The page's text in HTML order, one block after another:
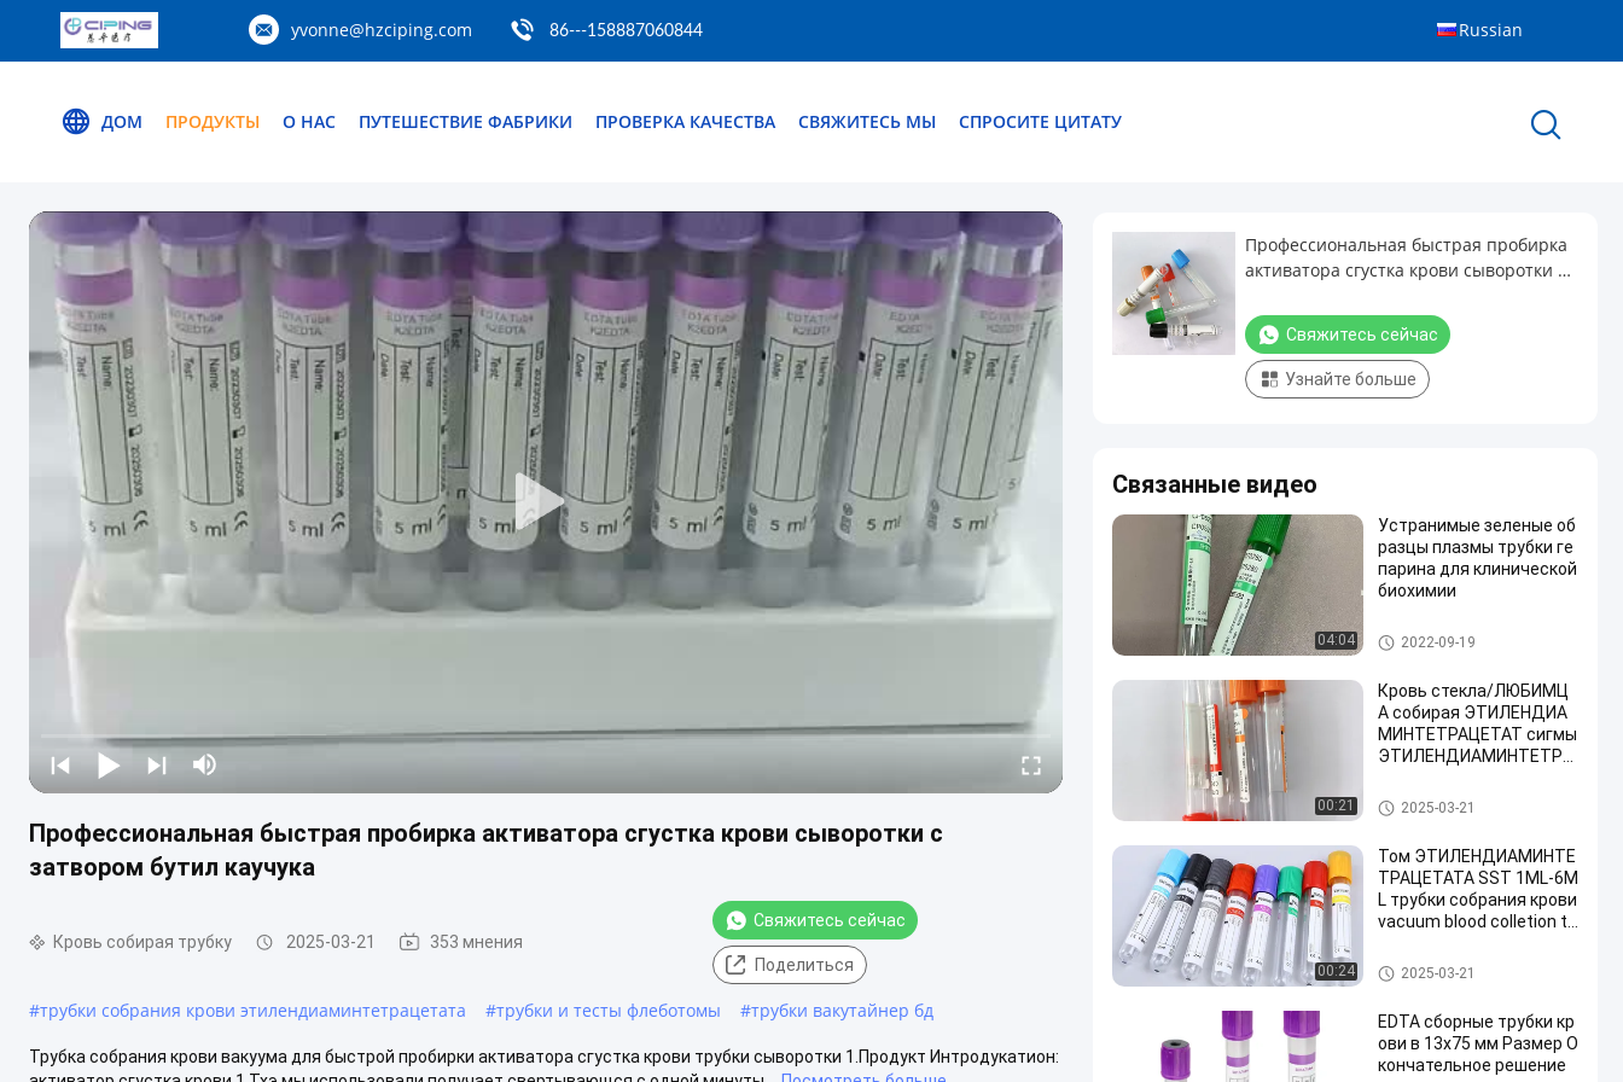
yvonne@hzciping.com 86---158887060844 Russian
ДОМ ПРОДУКТЫ О НАС ПУТЕШЕСТВИЕ ФАБРИКИ ПРОВЕРКА КАЧЕСТВА СВЯЖИТЕСЬ МЫ СПРОСИТЕ ЦИТАТУ
Профессиональная быстрая пробирка активатора сгустка крови сыворотки с
затвором бутил каучука
Кровь собирая трубку 2025-03-21 353 мнения
Свяжитесь сейчас
Поделиться
#трубки собрания крови этилендиаминтетрацетата #трубки и тесты флеботомы #трубки вакутайнер бд
Трубка собрания крови вакуума для быстрой пробирки активатора сгустка крови трубки сыворотки 1.Продукт Интродукатион:
Профессиональная быстрая пробирка
активатора сгустка крови сыворотки с
Свяжитесь сейчас
Узнайте больше
Связанные видео
04:04
Устранимые зеленые об
разцы плазмы трубки ге
парина для клинической
биохимии
Трубка собрания крови ваку
ума
2022-09-19
00:21
Кровь стекла/ЛЮБИМЦ
А собирая ЭТИЛЕНДИА
МИНТЕТРАЦЕТАТ сигмы
ЭТИЛЕНДИАМИНТЕТРА
иевый в заботе кожи
Кровь собирая трубку
2025-03-21
00:24
Том ЭТИЛЕНДИАМИНТЕ
ТРАЦЕТАТА SST 1ML-6M
L трубки собрания крови
vacuum blood colletion tu
Кровь собирая трубку
2025-03-21
EDTA сборные трубки кр
ови в 13x75 мм Размер О
кончательное решение